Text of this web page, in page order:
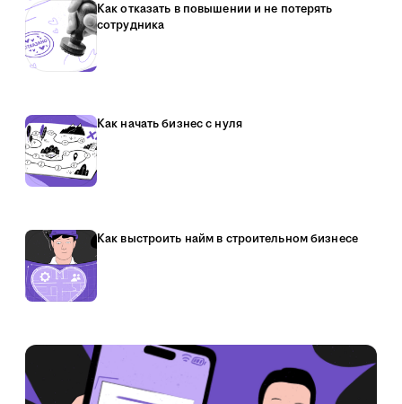
Как отказать в повышении и не потерять
сотрудника
Как начать бизнес с нуля
Как выстроить найм в строительном бизнесе